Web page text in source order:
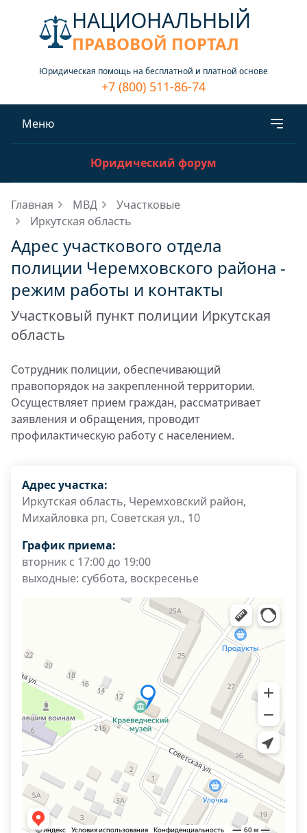
НАЦИОНАЛЬНЫЙ
ПРАВОВОЙ ПОРТАЛ
Юридическая помощь на бесплатной и платной основе
+7 (800) 511-86-74
Меню
Юридический форум
Главная МВД
Участковые
Иркутская область
Адрес участкового отдела
полиции Черемховского района -
режим работы и контакты
Участковый пункт полиции Иркутская
область
Сотрудник полиции, обеспечивающий
правопорядок на закрепленной территории.
Осуществляет прием граждан, рассматривает
заявления и обращения, проводит
профилактическую работу с населением.
Адрес участка:
Иркутская область, Черемховский район,
Михайловка рп, Советская ул., 10
График приема:
вторник с 17:00 до 19:00
выходные: суббота, воскресенье